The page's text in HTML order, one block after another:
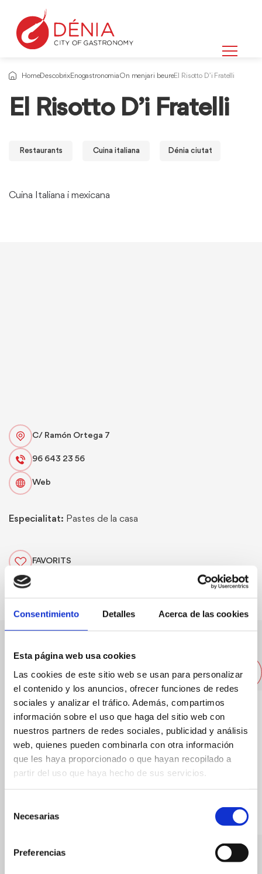
Consentimiento Detalles Acerca de las cookies
Esta página web usa cookies
Las cookies de este sitio web se usan para personalizar
el contenido y los anuncios, ofrecer funciones de redes
sociales y analizar el tráfico. Además, compartimos
información sobre el uso que haga del sitio web con
nuestros partners de redes sociales, publicidad y análisis
web, quienes pueden combinarla con otra información
que les haya proporcionado o que hayan recopilado a
partir del uso que haya hecho de sus servicios.
Necesarias
Preferencias
HomeDescobrixEnogastronomiaOn menjar i beureEl Risotto D’i Fratelli
El Risotto D’i Fratelli
Restaurants Cuina italiana Dénia ciutat
Cuina Italiana i mexicana
FAVORITS
C/ Ramón Ortega 7
96 643 23 56
Web
Especialitat: Pastes de la casa
Altres restaurants pròxims
La Llotja